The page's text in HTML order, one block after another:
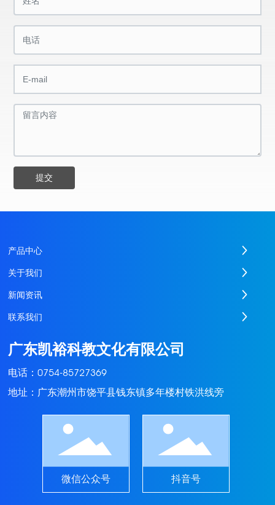
提交
产品中心
关于我们
新闻资讯
联系我们
广东凯裕科教文化有限公司
电话：0754-85727369
地址：广东潮州市饶平县钱东镇多年楼村铁洪线旁
微信公众号 抖音号